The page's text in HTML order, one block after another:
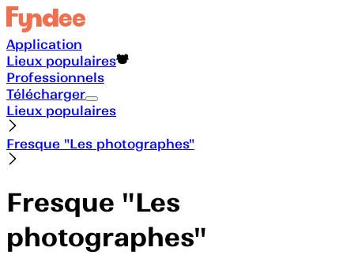
Application
Lieux populaires
Professionnels
Télécharger
Lieux populaires
Fresque "Les photographes"
Fresque "Les
photographes"